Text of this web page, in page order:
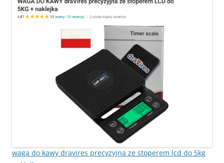
waga do kawy dravires precyzyjna ze stoperem lcd do 5kg